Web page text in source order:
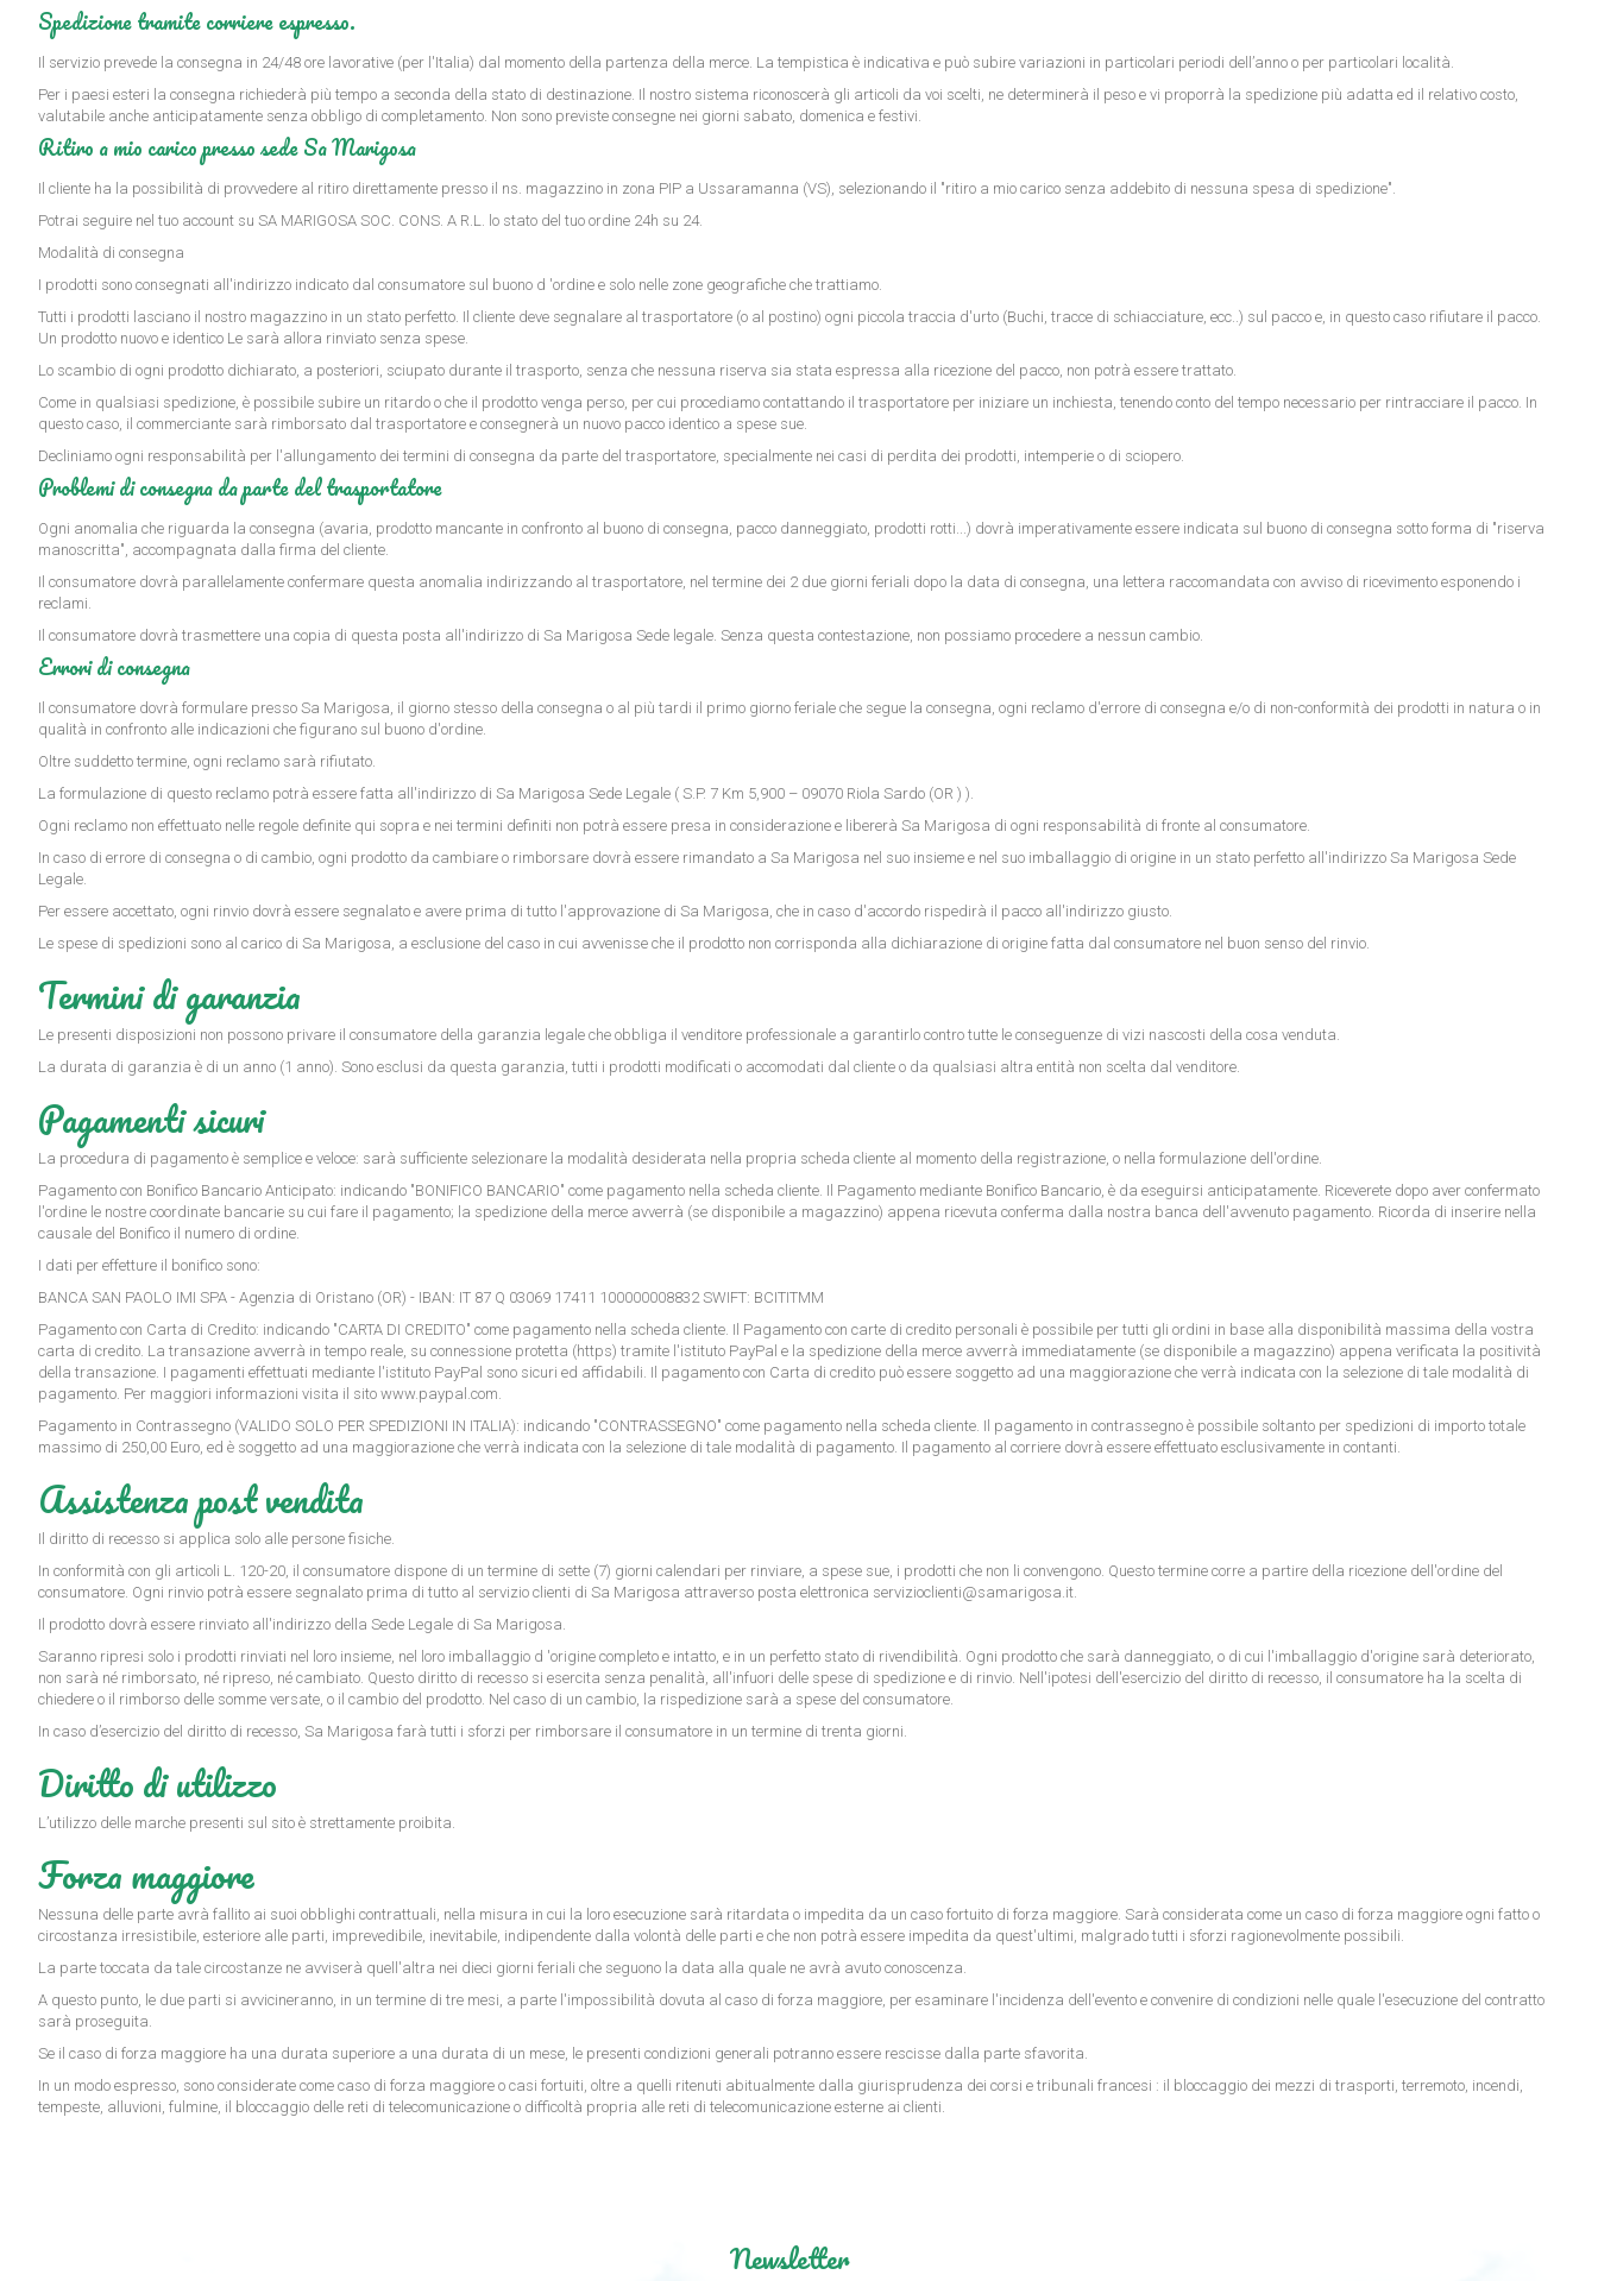
Spedizione tramite corriere espresso.
Il servizio prevede la consegna in 24/48 ore lavorative (per l'Italia) dal momento della partenza della merce. La tempistica è indicativa e può subire variazioni in particolari periodi dell’anno o per particolari località.
Per i paesi esteri la consegna richiederà più tempo a seconda della stato di destinazione. Il nostro sistema riconoscerà gli articoli da voi scelti, ne determinerà il peso e vi proporrà la spedizione più adatta ed il relativo costo,
valutabile anche anticipatamente senza obbligo di completamento. Non sono previste consegne nei giorni sabato, domenica e festivi.
Ritiro a mio carico presso sede Sa Marigosa
Il cliente ha la possibilità di provvedere al ritiro direttamente presso il ns. magazzino in zona PIP a Ussaramanna (VS), selezionando il "ritiro a mio carico senza addebito di nessuna spesa di spedizione".
Potrai seguire nel tuo account su SA MARIGOSA SOC. CONS. A R.L. lo stato del tuo ordine 24h su 24.
Modalità di consegna
I prodotti sono consegnati all'indirizzo indicato dal consumatore sul buono d 'ordine e solo nelle zone geografiche che trattiamo.
Tutti i prodotti lasciano il nostro magazzino in un stato perfetto. Il cliente deve segnalare al trasportatore (o al postino) ogni piccola traccia d'urto (Buchi, tracce di schiacciature, ecc..) sul pacco e, in questo caso rifiutare il pacco.
Un prodotto nuovo e identico Le sarà allora rinviato senza spese.
Lo scambio di ogni prodotto dichiarato, a posteriori, sciupato durante il trasporto, senza che nessuna riserva sia stata espressa alla ricezione del pacco, non potrà essere trattato.
Come in qualsiasi spedizione, è possibile subire un ritardo o che il prodotto venga perso, per cui procediamo contattando il trasportatore per iniziare un inchiesta, tenendo conto del tempo necessario per rintracciare il pacco. In
questo caso, il commerciante sarà rimborsato dal trasportatore e consegnerà un nuovo pacco identico a spese sue.
Decliniamo ogni responsabilità per l'allungamento dei termini di consegna da parte del trasportatore, specialmente nei casi di perdita dei prodotti, intemperie o di sciopero.
Problemi di consegna da parte del trasportatore
Ogni anomalia che riguarda la consegna (avaria, prodotto mancante in confronto al buono di consegna, pacco danneggiato, prodotti rotti...) dovrà imperativamente essere indicata sul buono di consegna sotto forma di "riserva
manoscritta", accompagnata dalla firma del cliente.
Il consumatore dovrà parallelamente confermare questa anomalia indirizzando al trasportatore, nel termine dei 2 due giorni feriali dopo la data di consegna, una lettera raccomandata con avviso di ricevimento esponendo i
reclami.
Il consumatore dovrà trasmettere una copia di questa posta all'indirizzo di Sa Marigosa Sede legale. Senza questa contestazione, non possiamo procedere a nessun cambio.
Errori di consegna
Il consumatore dovrà formulare presso Sa Marigosa, il giorno stesso della consegna o al più tardi il primo giorno feriale che segue la consegna, ogni reclamo d'errore di consegna e/o di non-conformità dei prodotti in natura o in
qualità in confronto alle indicazioni che figurano sul buono d'ordine.
Oltre suddetto termine, ogni reclamo sarà rifiutato.
La formulazione di questo reclamo potrà essere fatta all'indirizzo di Sa Marigosa Sede Legale ( S.P. 7 Km 5,900 – 09070 Riola Sardo (OR ) ).
Ogni reclamo non effettuato nelle regole definite qui sopra e nei termini definiti non potrà essere presa in considerazione e libererà Sa Marigosa di ogni responsabilità di fronte al consumatore.
In caso di errore di consegna o di cambio, ogni prodotto da cambiare o rimborsare dovrà essere rimandato a Sa Marigosa nel suo insieme e nel suo imballaggio di origine in un stato perfetto all'indirizzo Sa Marigosa Sede
Legale.
Per essere accettato, ogni rinvio dovrà essere segnalato e avere prima di tutto l'approvazione di Sa Marigosa, che in caso d'accordo rispedirà il pacco all'indirizzo giusto.
Le spese di spedizioni sono al carico di Sa Marigosa, a esclusione del caso in cui avvenisse che il prodotto non corrisponda alla dichiarazione di origine fatta dal consumatore nel buon senso del rinvio.
Termini di garanzia
Le presenti disposizioni non possono privare il consumatore della garanzia legale che obbliga il venditore professionale a garantirlo contro tutte le conseguenze di vizi nascosti della cosa venduta.
La durata di garanzia è di un anno (1 anno). Sono esclusi da questa garanzia, tutti i prodotti modificati o accomodati dal cliente o da qualsiasi altra entità non scelta dal venditore.
Pagamenti sicuri
La procedura di pagamento è semplice e veloce: sarà sufficiente selezionare la modalità desiderata nella propria scheda cliente al momento della registrazione, o nella formulazione dell'ordine.
Pagamento con Bonifico Bancario Anticipato: indicando "BONIFICO BANCARIO" come pagamento nella scheda cliente. Il Pagamento mediante Bonifico Bancario, è da eseguirsi anticipatamente. Riceverete dopo aver confermato
l'ordine le nostre coordinate bancarie su cui fare il pagamento; la spedizione della merce avverrà (se disponibile a magazzino) appena ricevuta conferma dalla nostra banca dell'avvenuto pagamento. Ricorda di inserire nella
causale del Bonifico il numero di ordine.
I dati per effetture il bonifico sono:
BANCA SAN PAOLO IMI SPA - Agenzia di Oristano (OR) - IBAN: IT 87 Q 03069 17411 100000008832SWIFT: BCITITMM
Pagamento con Carta di Credito: indicando "CARTA DI CREDITO" come pagamento nella scheda cliente. Il Pagamento con carte di credito personali è possibile per tutti gli ordini in base alla disponibilità massima della vostra
carta di credito. La transazione avverrà in tempo reale, su connessione protetta (https) tramite l'istituto PayPal e la spedizione della merce avverrà immediatamente (se disponibile a magazzino) appena verificata la positività
della transazione. I pagamenti effettuati mediante l'istituto PayPal sono sicuri ed affidabili. Il pagamento con Carta di credito può essere soggetto ad una maggiorazione che verrà indicata con la selezione di tale modalità di
pagamento. Per maggiori informazioni visita il sito www.paypal.com.
Pagamento in Contrassegno (VALIDO SOLO PER SPEDIZIONI IN ITALIA): indicando "CONTRASSEGNO" come pagamento nella scheda cliente. Il pagamento in contrassegno è possibile soltanto per spedizioni di importo totale
massimo di 250,00 Euro, ed è soggetto ad una maggiorazione che verrà indicata con la selezione di tale modalità di pagamento. Il pagamento al corriere dovrà essere effettuato esclusivamente in contanti.
Assistenza post vendita
Il diritto di recesso si applica solo alle persone fisiche.
In conformità con gli articoli L. 120-20, il consumatore dispone di un termine di sette (7) giorni calendari per rinviare, a spese sue, i prodotti che non li convengono. Questo termine corre a partire della ricezione dell'ordine del
consumatore. Ogni rinvio potrà essere segnalato prima di tutto al servizio clienti di Sa Marigosa attraverso posta elettronica servizioclienti@samarigosa.it.
Il prodotto dovrà essere rinviato all'indirizzo della Sede Legale di Sa Marigosa.
Saranno ripresi solo i prodotti rinviati nel loro insieme, nel loro imballaggio d 'origine completo e intatto, e in un perfetto stato di rivendibilità. Ogni prodotto che sarà danneggiato, o di cui l'imballaggio d'origine sarà deteriorato,
non sarà né rimborsato, né ripreso, né cambiato. Questo diritto di recesso si esercita senza penalità, all'infuori delle spese di spedizione e di rinvio. Nell'ipotesi dell'esercizio del diritto di recesso, il consumatore ha la scelta di
chiedere o il rimborso delle somme versate, o il cambio del prodotto. Nel caso di un cambio, la rispedizione sarà a spese del consumatore.
In caso d’esercizio del diritto di recesso, Sa Marigosa farà tutti i sforzi per rimborsare il consumatore in un termine di trenta giorni.
Diritto di utilizzo
L’utilizzo delle marche presenti sul sito è strettamente proibita.
Forza maggiore
Nessuna delle parte avrà fallito ai suoi obblighi contrattuali, nella misura in cui la loro esecuzione sarà ritardata o impedita da un caso fortuito di forza maggiore. Sarà considerata come un caso di forza maggiore ogni fatto o
circostanza irresistibile, esteriore alle parti, imprevedibile, inevitabile, indipendente dalla volontà delle parti e che non potrà essere impedita da quest'ultimi, malgrado tutti i sforzi ragionevolmente possibili.
La parte toccata da tale circostanze ne avviserà quell'altra nei dieci giorni feriali che seguono la data alla quale ne avrà avuto conoscenza.
A questo punto, le due parti si avvicineranno, in un termine di tre mesi, a parte l'impossibilità dovuta al caso di forza maggiore, per esaminare l'incidenza dell'evento e convenire di condizioni nelle quale l'esecuzione del contratto
sarà proseguita.
Se il caso di forza maggiore ha una durata superiore a una durata di un mese, le presenti condizioni generali potranno essere rescisse dalla parte sfavorita.
In un modo espresso, sono considerate come caso di forza maggiore o casi fortuiti, oltre a quelli ritenuti abitualmente dalla giurisprudenza dei corsi e tribunali francesi : il bloccaggio dei mezzi di trasporti, terremoto, incendi,
tempeste, alluvioni, fulmine, il bloccaggio delle reti di telecomunicazione o difficoltà propria alle reti di telecomunicazione esterne ai clienti.
Newsletter